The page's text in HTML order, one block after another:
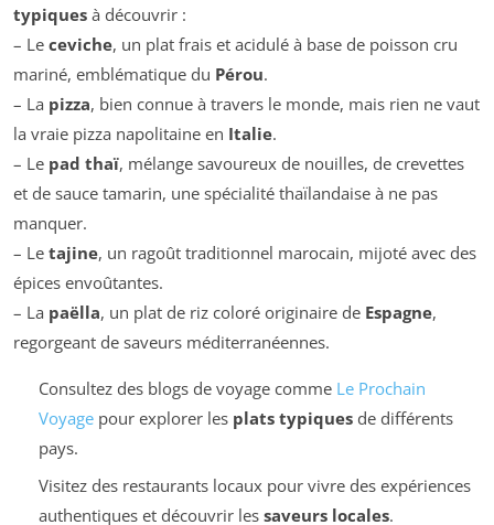
typiques à découvrir :
– Le ceviche, un plat frais et acidulé à base de poisson cru
mariné, emblématique du Pérou.
– La pizza, bien connue à travers le monde, mais rien ne vaut
la vraie pizza napolitaine en Italie.
– Le pad thaï, mélange savoureux de nouilles, de crevettes
et de sauce tamarin, une spécialité thaïlandaise à ne pas
manquer.
– Le tajine, un ragoût traditionnel marocain, mijoté avec des
épices envoûtantes.
– La paëlla, un plat de riz coloré originaire de Espagne,
regorgeant de saveurs méditerranéennes.
Consultez des blogs de voyage comme Le Prochain
Voyagepour explorer les plats typiquesde différents
pays.
Visitez des restaurants locaux pour vivre des expériences
authentiques et découvrir les saveurs locales.